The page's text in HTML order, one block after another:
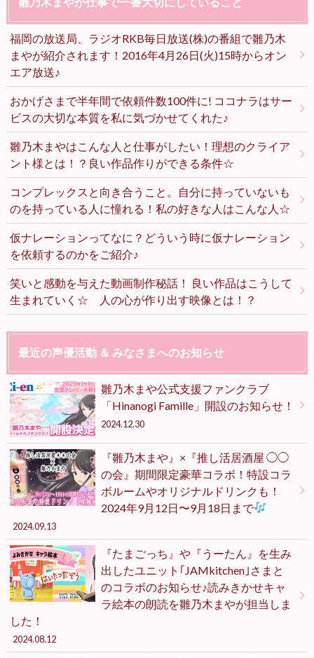
福岡の放送局、ラジオRKB毎日放送(株)の番組で雛乃木
まやが紹介されます！2016年4月26日(火)15時からオン
エア放送♪
おかげさまで半年間で依頼件数100件に! ココナラはサー
ビスの大切な本質を私に気づかせてくれた♪
雛乃木まやはこんな人と仕事がしたい！理想のクライア
ント様とは！？良い作品作りができる条件☆
コンプレックスと向き合うこと。自分に持っていないも
のを持っている人に憧れる！私の好きな人はこんな人☆
仮ナレーションってなに？どういう時に仮ナレーション
を依頼するのかをご紹介♪
笑いと感動を与えた動画制作秘話！ 良い作品はこうして
生まれていく☆ 人の心が作り出す映像とは！？
最近の声優活動 ＆ みなさまへのお知らせ
雛乃木まや公式支援ファンクラブ
「Hinanogi Famille」開設のお知らせ！
2024.12.30
『雛乃木まや』×『推し活居酒屋 ◯◯
の会』期間限定豪華コラボ！特設コラ
ボルームやオリジナルドリンクも！
2024年9月12日〜9月18日まで
2024.09.13
『たまごっち』や『うーたん』を生み
出したユニット｢JAMkitchen｣さまと
のコラボのお知らせ♪読みきかせキャ
ラ絵本の朗読を雛乃木まやが担当しま
した！
2024.08.12